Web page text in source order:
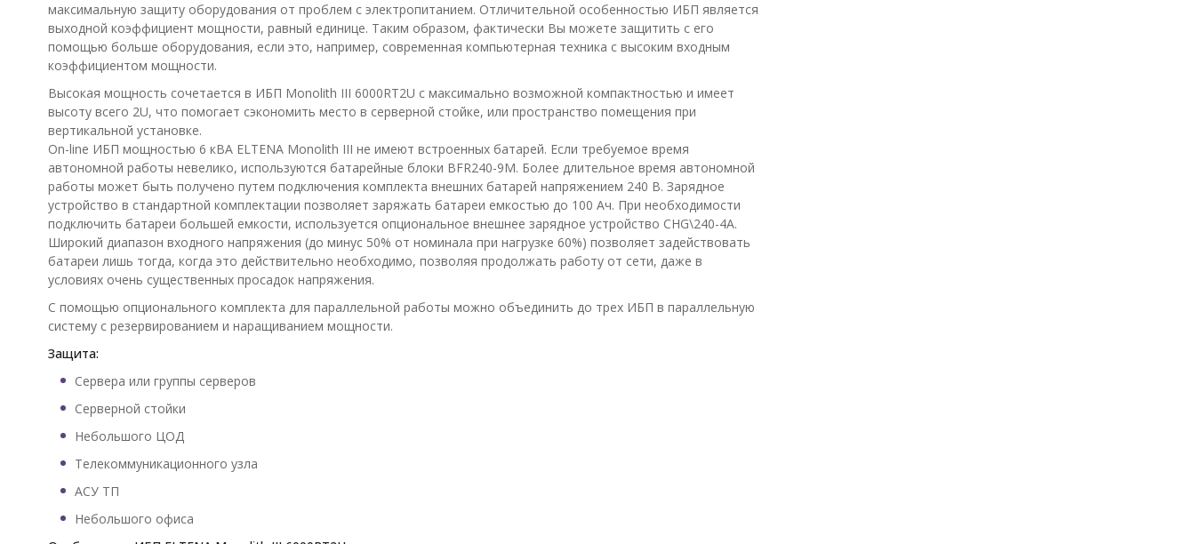
максимальную защиту оборудования от проблем с электропитанием. Отличительной особенностью ИБП является
выходной коэффициент мощности, равный единице. Таким образом, фактически Вы можете защитить с его
помощью больше оборудования, если это, например, современная компьютерная техника с высоким входным
коэффициентом мощности.
Высокая мощность сочетается в ИБП Monolith III 6000RT2U с максимально возможной компактностью и имеет
высоту всего 2U, что помогает сэкономить место в серверной стойке, или пространство помещения при
вертикальной установке.
On-line ИБП мощностью 6 кВА ELTENA Monolith III не имеют встроенных батарей. Если требуемое время
автономной работы невелико, используются батарейные блоки BFR240-9M. Более длительное время автономной
работы может быть получено путем подключения комплекта внешних батарей напряжением 240 В. Зарядное
устройство в стандартной комплектации позволяет заряжать батареи емкостью до 100 Ач. При необходимости
подключить батареи большей емкости, используется опциональное внешнее зарядное устройство CHG\240-4А.
Широкий диапазон входного напряжения (до минус 50% от номинала при нагрузке 60%) позволяет задействовать
батареи лишь тогда, когда это действительно необходимо, позволяя продолжать работу от сети, даже в
условиях очень существенных просадок напряжения.
С помощью опционального комплекта для параллельной работы можно объединить до трех ИБП в параллельную
систему с резервированием и наращиванием мощности.
Защита:
Сервера или группы серверов
Серверной стойки
Небольшого ЦОД
Телекоммуникационного узла
АСУ ТП
Небольшого офиса